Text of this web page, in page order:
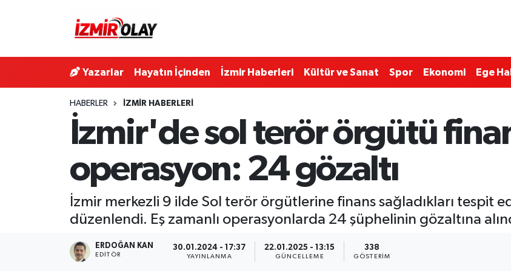
Yazarlar Hayatın İçinden İzmir Haberleri Kültür ve Sanat Spor Ekonomi Ege
HABERLER İZMIR HABERLERI
İzmir'de sol terör örgütü
operasyon: 24 gözaltı
İzmir merkezli 9 ilde Sol terör örgütlerine finans sağladıkları tespit
düzenlendi. Eş zamanlı operasyonlarda 24 şüphelinin gözaltına
ERDOĞAN KAN
EDITÖR
30.01.2024 - 17:37
YAYINLANMA
22.01.2025 - 13:15
GÜNCELLEME
338
GÖSTERIM
Konak Trafik Yoğunluk Haritası
Süper Lig Puan Durumu ve Fikstür
Tüm Manşetler
Son Dakika Haberleri
Haber Arşivi